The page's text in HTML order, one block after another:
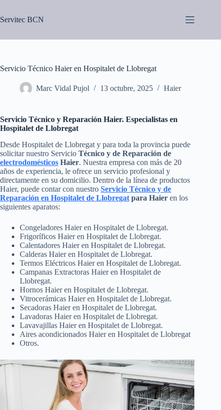
contenido
Servitec BCN
Servicio Técnico Haier en Hospitalet de Llobregat
Marc Vidal Pujol 13 octubre, 2025 Haier
Servicio Técnico y Reparación Haier. Especialistas en
Hospitalet de Llobregat
Desde Hospitalet de Llobregat y para toda la provincia puede
solicitar nuestro Servicio Técnico y de Reparación de
electrodomésticos Haier. Nuestra empresa con más de 20
años de experiencia, le ofrece un servicio profesional y
directamente en su domicilio. Dentro de la línea de productos
Haier, puede contar con nuestro Servicio Técnico y de
Reparación en Hospitalet de Llobregat para Haier en los
siguientes aparatos:
Congeladores Haier en Hospitalet de Llobregat.
Frigoríficos Haier en Hospitalet de Llobregat.
Calentadores Haier en Hospitalet de Llobregat.
Calderas Haier en Hospitalet de Llobregat.
Termos Eléctricos Haier en Hospitalet de Llobregat.
Campanas Extractoras Haier en Hospitalet de
Llobregat.
Hornos Haier en Hospitalet de Llobregat.
Vitrocerámicas Haier en Hospitalet de Llobregat.
Secadoras Haier en Hospitalet de Llobregat.
Lavadoras Haier en Hospitalet de Llobregat.
Lavavajillas Haier en Hospitalet de Llobregat.
Aires acondicionados Haier en Hospitalet de Llobregat
Otros.